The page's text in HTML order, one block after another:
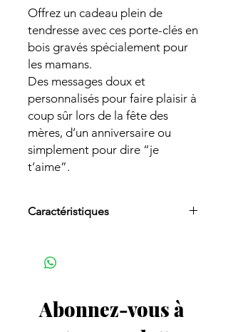
Offrez un cadeau plein de
tendresse avec ces porte-clés en
bois gravés spécialement pour
les mamans.
Des messages doux et
personnalisés pour faire plaisir à
coup sûr lors de la fête des
mères, d’un anniversaire ou
simplement pour dire “je
t’aime”.
Caractéristiques
Dimensions 4.5 cm x 4.5 cm
Léger et résistant
Fabrication artisanale
Anneau porte-clés inclus
Idéal pour
Abonnez-vous à